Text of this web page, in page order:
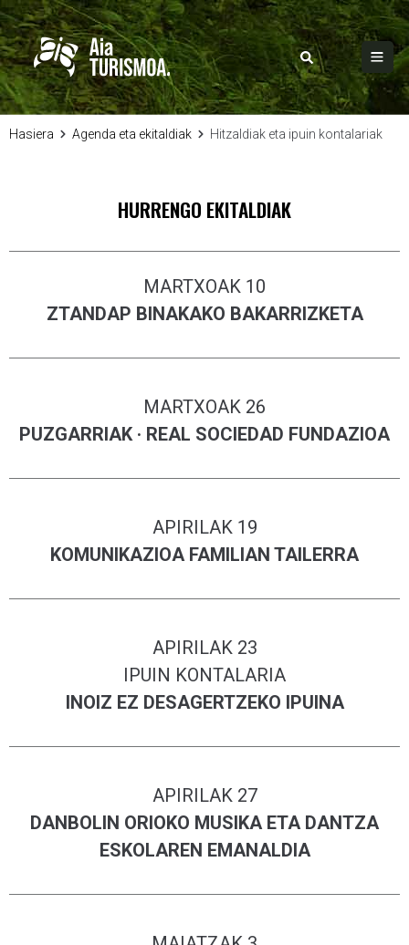
Hasiera Agenda eta ekitaldiak Hitzaldiak eta ipuin kontalariak
HURRENGO EKITALDIAK
MARTXOAK 10
ZTANDAP BINAKAKO BAKARRIZKETA
MARTXOAK 26
PUZGARRIAK · REAL SOCIEDAD FUNDAZIOA
APIRILAK 19
KOMUNIKAZIOA FAMILIAN TAILERRA
APIRILAK 23
IPUIN KONTALARIA
INOIZ EZ DESAGERTZEKO IPUINA
APIRILAK 27
DANBOLIN ORIOKO MUSIKA ETA DANTZA
ESKOLAREN EMANALDIA